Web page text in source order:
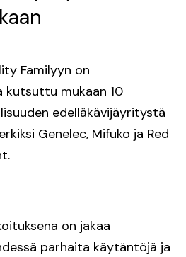
Familyyn on
kutsuttu mukaan 10
edelläkävijäyritystä
Genelec, Mifuko ja Red
on jakaa
parhaita käytäntöjä ja